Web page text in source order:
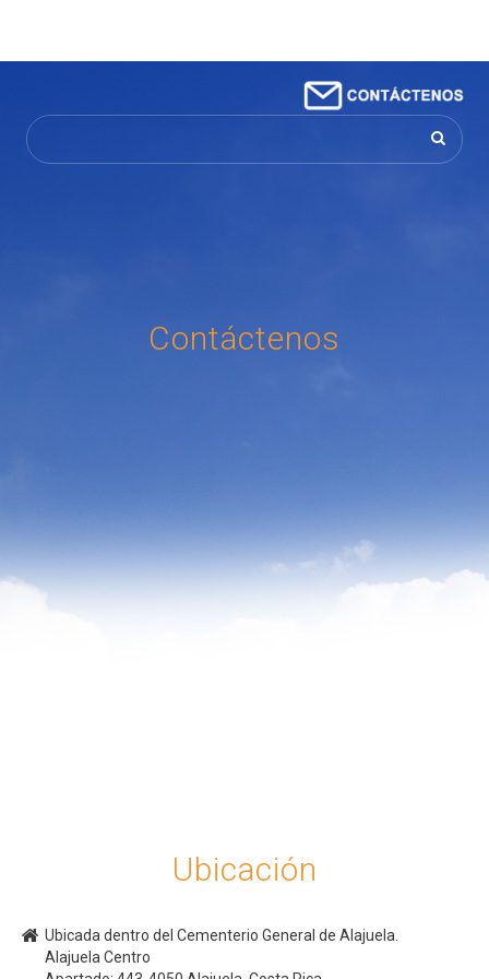
Buscar...
Contáctenos
Ubicación
Ubicada dentro del Cementerio General de Alajuela.
Alajuela Centro